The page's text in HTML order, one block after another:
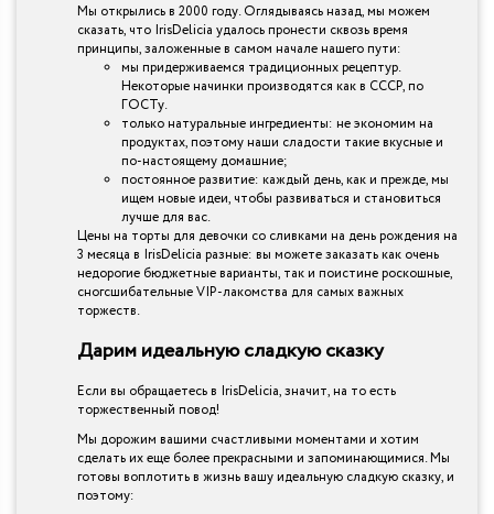
Мы открылись в 2000 году. Оглядываясь назад, мы можем
сказать, что IrisDelicia удалось пронести сквозь время
принципы, заложенные в самом начале нашего пути:
мы придерживаемся традиционных рецептур.
Некоторые начинки производятся как в СССР, по
ГОСТу.
только натуральные ингредиенты: не экономим на
продуктах, поэтому наши сладости такие вкусные и
по-настоящему домашние;
постоянное развитие: каждый день, как и прежде, мы
ищем новые идеи, чтобы развиваться и становиться
лучше для вас.
Цены на торты для девочки со сливками на день рождения на
3 месяца в IrisDelicia разные: вы можете заказать как очень
недорогие бюджетные варианты, так и поистине роскошные,
сногсшибательные VIP-лакомства для самых важных
торжеств.
Дарим идеальную сладкую сказку
Если вы обращаетесь в IrisDelicia, значит, на то есть
торжественный повод!
Мы дорожим вашими счастливыми моментами и хотим
сделать их еще более прекрасными и запоминающимися. Мы
готовы воплотить в жизнь вашу идеальную сладкую сказку, и
поэтому: